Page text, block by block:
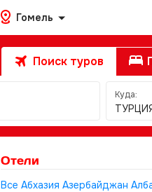
Гомель
Поиск туров
Куда:
Отели
Все Абхазия Азербайджан